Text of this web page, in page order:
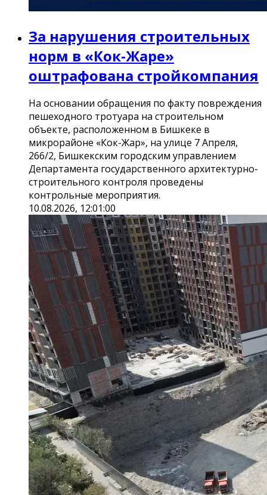
За нарушения строительных
норм в «Кок-Жаре»
оштрафована стройкомпания
На основании обращения по факту повреждения
пешеходного тротуара на строительном
объекте, расположенном в Бишкеке в
микрорайоне «Кок-Жар», на улице 7 Апреля,
266/2, Бишкекским городским управлением
Департамента государственного архитектурно-
строительного контроля проведены
контрольные мероприятия.
10.08.2026, 12:01:00